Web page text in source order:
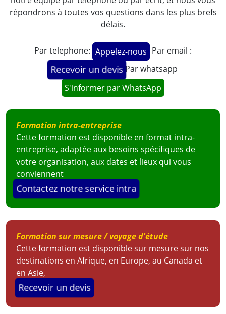
M. Pierre ONDOA
Directeur Administratif et Financier
Groupe Boluda
Voir la vidéo
répondrons à toutes vos questions dans les plus brefs
délais.
Par telephone: Appelez-nous Par email :
Recevoir un devis Par whatsapp
S'informer par WhatsApp
Formation intra-entreprise
Cette formation est disponible en format intra-
entreprise, adaptée aux besoins spécifiques de
votre organisation, aux dates et lieux qui vous
conviennent
Contactez notre service intra
Formation sur mesure / voyage d'étude
Cette formation est disponible sur mesure sur nos
destinations en Afrique, en Europe, au Canada et
en Asie,
Recevoir un devis